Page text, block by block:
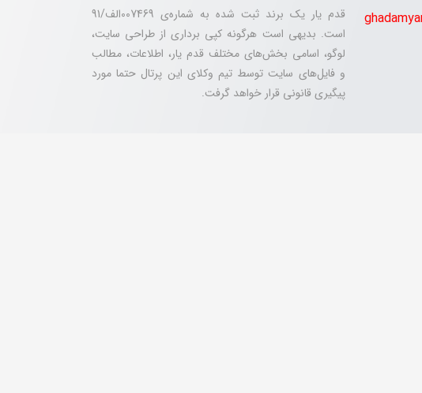
قدم یار یک برند ثبت شده به شماره‌ی 007469الف/91
است. بدیهی است هرگونه کپی برداری از طراحی سایت،
لوگو، اسامی بخش‌های مختلف قدم یار، اطلاعات، مطالب
و فایل‌های سایت توسط تیم وکلای این پرتال حتما مورد
پیگیری قانونی قرار خواهد گرفت.